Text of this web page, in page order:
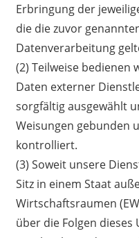
Erbringung der
die die zuvor
Datenverarbeitung
(2) Teilweise bedienen
Daten externer
sorgfältig ausgewählt
Weisungen gebunden
kontrolliert.
(3) Soweit unsere
Sitz in einem Staat
Wirtschaftsraumen
über die Folgen dieses